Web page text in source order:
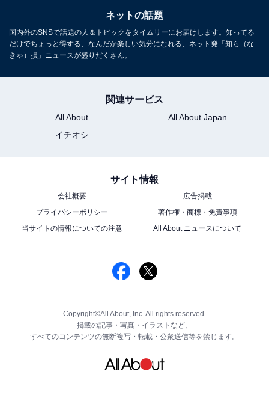
ネットの話題
国内外のSNSで話題の人＆トピックをタイムリーにお届けします。知ってる
だけでちょっと得する、なんだか楽しい気分になれる、ネット発「知ら（な
きゃ）損」ニュースが盛りだくさん。
関連サービス
All About
All About Japan
イチオシ
サイト情報
会社概要
広告掲載
プライバシーポリシー
著作権・商標・免責事項
当サイトの情報についての注意
All About ニュースについて
Copyright©All About, Inc. All rights reserved.
掲載の記事・写真・イラストなど、
すべてのコンテンツの無断複写・転載・公衆送信等を禁じます。